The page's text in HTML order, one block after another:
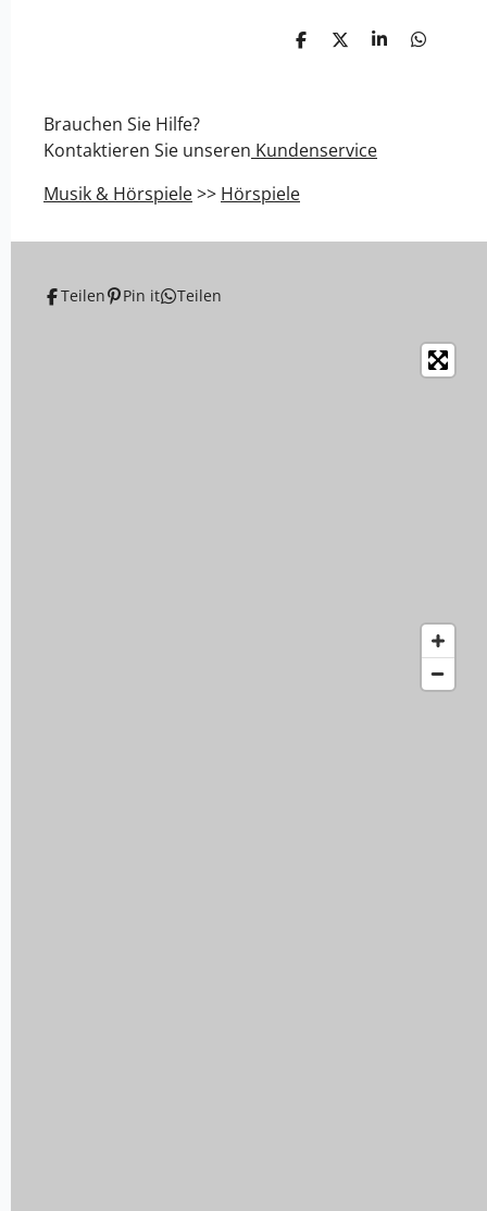
T
T
T
T
Brauchen Sie Hilfe?
Kontaktieren Sie unseren Kundenservice
Musik & Hörspiele>> Hörspiele
Teilen Pin it Teilen